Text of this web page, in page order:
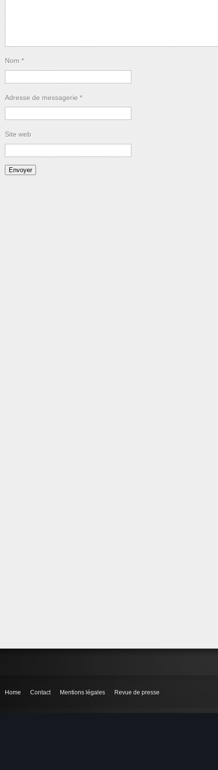
Nom *
Adresse de messagerie *
Site web
Home Contact Mentions légales Revue de presse